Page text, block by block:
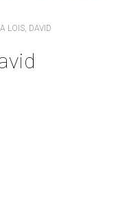
LOIS, DAVID